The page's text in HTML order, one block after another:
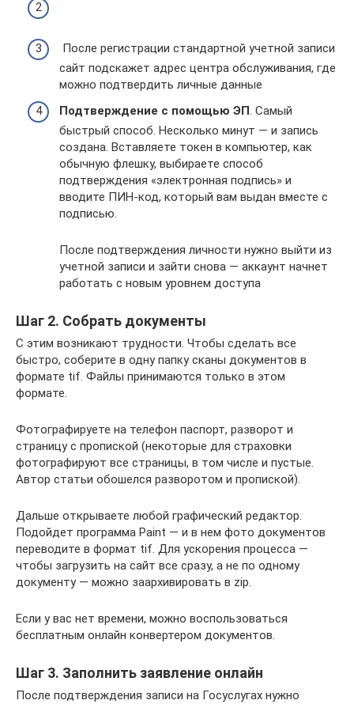
После регистрации стандартной учетной записи
сайт подскажет адрес центра обслуживания, где
можно подтвердить личные данные
Подтверждение с помощью ЭП. Самый
быстрый способ. Несколько минут — и запись
создана. Вставляете токен в компьютер, как
обычную флешку, выбираете способ
подтверждения «электронная подпись» и
вводите ПИН-код, который вам выдан вместе с
подписью.
После подтверждения личности нужно выйти из
учетной записи и зайти снова — аккаунт начнет
работать с новым уровнем доступа
Шаг 2. Собрать документы
С этим возникают трудности. Чтобы сделать все
быстро, соберите в одну папку сканы документов в
формате tif. Файлы принимаются только в этом
формате.
Фотографируете на телефон паспорт, разворот и
страницу с пропиской (некоторые для страховки
фотографируют все страницы, в том числе и пустые.
Автор статьи обошелся разворотом и пропиской).
Дальше открываете любой графический редактор.
Подойдет программа Paint — и в нем фото документов
переводите в формат tif. Для ускорения процесса —
чтобы загрузить на сайт все сразу, а не по одному
документу — можно заархивировать в zip.
Если у вас нет времени, можно воспользоваться
бесплатным онлайн конвертером документов.
Шаг 3. Заполнить заявление онлайн
После подтверждения записи на Госуслугах нужно